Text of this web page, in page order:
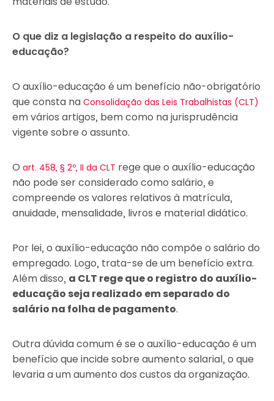
O que diz a legislação a respeito do auxílio-
educação?
O auxílio-educação é um benefício não-obrigatório
que consta na Consolidação das Leis Trabalhistas (CLT)
em vários artigos, bem como na jurisprudência
vigente sobre o assunto.
O art. 458, § 2º, II da CLT rege que o auxílio-educação
não pode ser considerado como salário, e
compreende os valores relativos à matrícula,
anuidade, mensalidade, livros e material didático.
Por lei, o auxílio-educação não compõe o salário do
empregado. Logo, trata-se de um benefício extra.
Além disso, a CLT rege que o registro do auxílio-
educação seja realizado em separado do
salário na folha de pagamento.
Outra dúvida comum é se o auxílio-educação é um
benefício que incide sobre aumento salarial, o que
levaria a um aumento dos custos da organização.